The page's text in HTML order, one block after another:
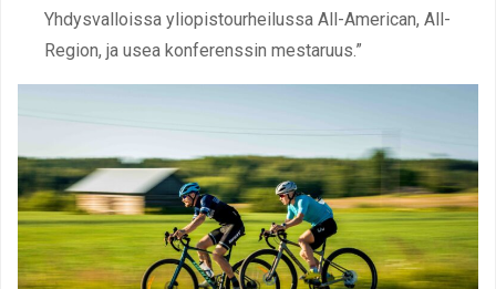
Yhdysvalloissa yliopistourheilussa All-American, All-
Region, ja usea konferenssin mestaruus.”